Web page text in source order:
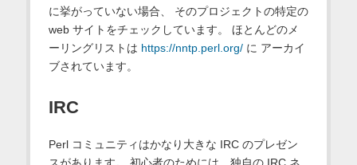
に挙がっていない場合、 そのプロジェクトの特定の
web サイトをチェックしています。 ほとんどのメ
ーリングリストは https://nntp.perl.org/に アーカイ
ブされています。
IRC
Perl コミュニティはかなり大きな IRC のプレゼン